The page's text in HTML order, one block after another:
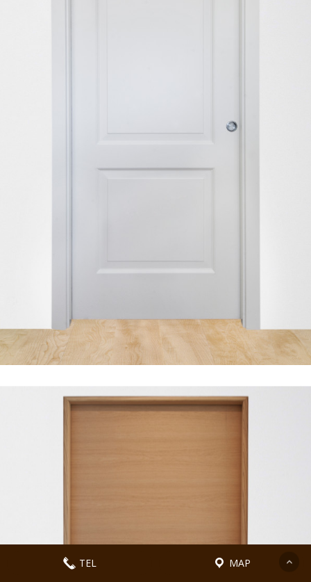
TEL MAP